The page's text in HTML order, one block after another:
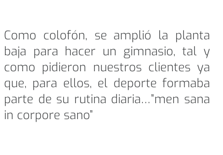
Como colofón, se amplió la planta
baja para hacer un gimnasio, tal y
como pidieron nuestros clientes ya
que, para ellos, el deporte formaba
parte de su rutina diaria…”men sana
in corpore sano”